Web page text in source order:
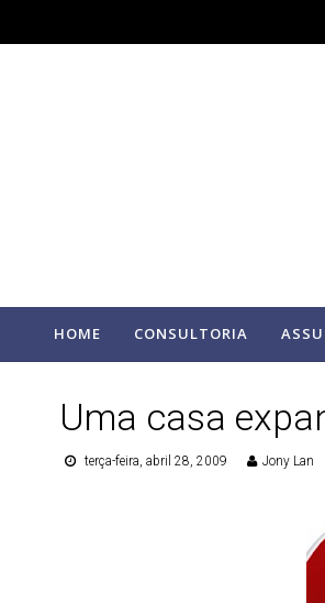
HOME CONSULTORIA
Uma casa
terça-feira, abril 28, 2009 Jony Lan